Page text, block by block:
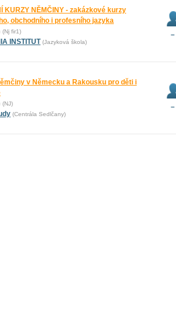
KURZY NĚMČINY - zakázkové kurzy
obchodního i profesního jazyka
(Nj fir1)
INSTITUT (Jazyková škola)
–
v Německu a Rakousku pro děti i
(NJ)
(Centrála Sedlčany)
–